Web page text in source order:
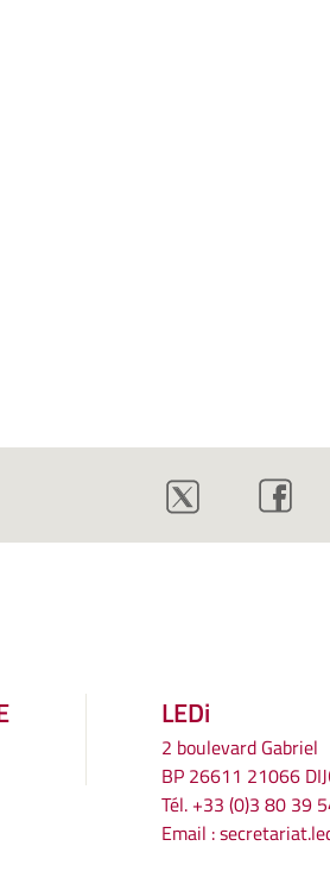
LEDi
2 boulevard Gabriel
BP 26611 21066
Tél. +33 (0)3 80 39
Email :